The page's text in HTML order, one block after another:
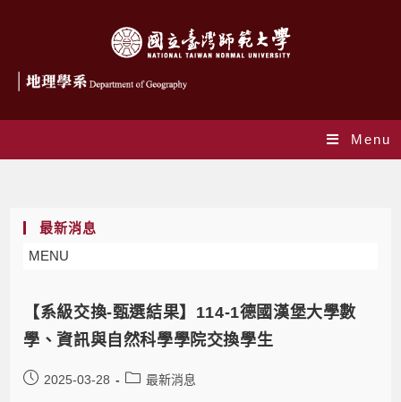
Menu
最新消息
MENU
【系級交換-甄選結果】114-1德國漢堡大學數
學、資訊與自然科學學院交換學生
2025-03-28 最新消息